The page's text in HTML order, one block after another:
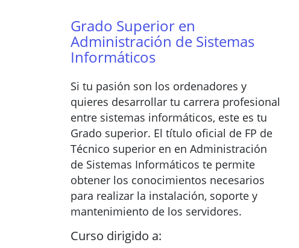
Grado Superior en
Administración de Sistemas
Informáticos
Si tu pasión son los ordenadores y
quieres desarrollar tu carrera profesional
entre sistemas informáticos, este es tu
Grado superior. El título oficial de FP de
Técnico superior en en Administración
de Sistemas Informáticos te permite
obtener los conocimientos necesarios
para realizar la instalación, soporte y
mantenimiento de los servidores.
Curso dirigido a: